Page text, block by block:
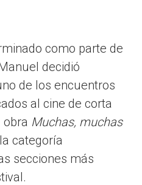
como parte de
decidió
de los encuentros
al cine de corta
obra Muchas, muchas
categoría
secciones más